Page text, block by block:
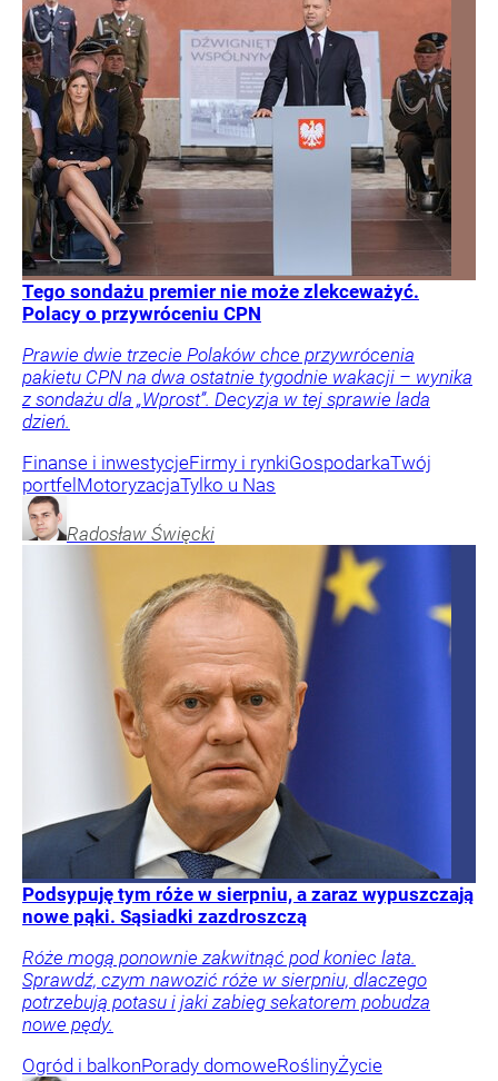
Tego sondażu premier nie może zlekceważyć.
Polacy o przywróceniu CPN
Prawie dwie trzecie Polaków chce przywrócenia
pakietu CPN na dwa ostatnie tygodnie wakacji – wynika
z sondażu dla „Wprost”. Decyzja w tej sprawie lada
dzień.
Finanse i inwestycjeFirmy i rynkiGospodarkaTwój
portfel MotoryzacjaTylko u Nas
Radosław Święcki
Podsypuję tym róże w sierpniu, a zaraz wypuszczają
nowe pąki. Sąsiadki zazdroszczą
Róże mogą ponownie zakwitnąć pod koniec lata.
Sprawdź, czym nawozić róże w sierpniu, dlaczego
potrzebują potasu i jaki zabieg sekatorem pobudza
nowe pędy.
Ogród i balkonPorady domoweRoślinyŻycie